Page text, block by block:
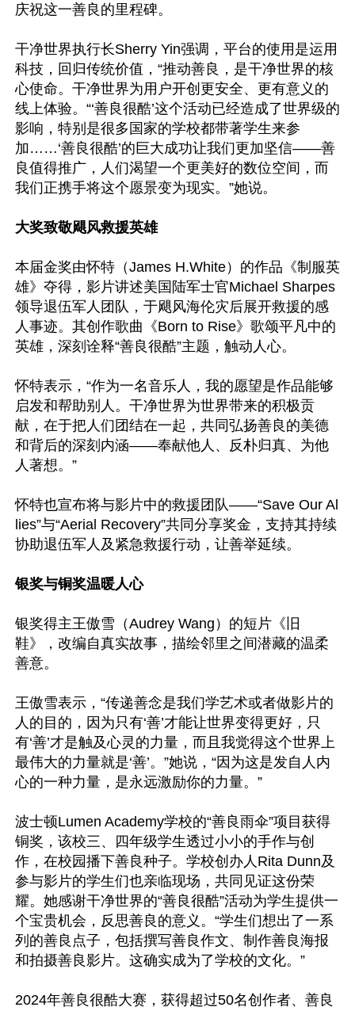
庆祝这一善良的里程碑。
干净世界执行长Sherry Yin强调，平台的使用是运用
科技，回归传统价值，“推动善良，是干净世界的核
心使命。干净世界为用户开创更安全、更有意义的
线上体验。“‘善良很酷’这个活动已经造成了世界级的
影响，特别是很多国家的学校都带著学生来参
加……‘善良很酷’的巨大成功让我们更加坚信——善
良值得推广，人们渴望一个更美好的数位空间，而
我们正携手将这个愿景变为现实。”她说。
大奖致敬飓风救援英雄
本届金奖由怀特（James H.White）的作品《制服英
雄》夺得，影片讲述美国陆军士官Michael Sharpes
领导退伍军人团队，于飓风海伦灾后展开救援的感
人事迹。其创作歌曲《Born to Rise》歌颂平凡中的
英雄，深刻诠释“善良很酷”主题，触动人心。
怀特表示，“作为一名音乐人，我的愿望是作品能够
启发和帮助别人。干净世界为世界带来的积极贡
献，在于把人们团结在一起，共同弘扬善良的美德
和背后的深刻内涵——奉献他人、反朴归真、为他
人著想。”
怀特也宣布将与影片中的救援团队——“Save Our Al
lies”与“Aerial Recovery”共同分享奖金，支持其持续
协助退伍军人及紧急救援行动，让善举延续。
银奖与铜奖温暖人心
银奖得主王傲雪（Audrey Wang）的短片《旧
鞋》，改编自真实故事，描绘邻里之间潜藏的温柔
善意。
王傲雪表示，“传递善念是我们学艺术或者做影片的
人的目的，因为只有‘善’才能让世界变得更好，只
有‘善’才是触及心灵的力量，而且我觉得这个世界上
最伟大的力量就是‘善’。”她说，“因为这是发自人内
心的一种力量，是永远激励你的力量。”
波士顿Lumen Academy学校的“善良雨伞”项目获得
铜奖，该校三、四年级学生透过小小的手作与创
作，在校园播下善良种子。学校创办人Rita Dunn及
参与影片的学生们也亲临现场，共同见证这份荣
耀。她感谢干净世界的“善良很酷”活动为学生提供一
个宝贵机会，反思善良的意义。“学生们想出了一系
列的善良点子，包括撰写善良作文、制作善良海报
和拍摄善良影片。这确实成为了学校的文化。”
2024年善良很酷大赛，获得超过50名创作者、善良